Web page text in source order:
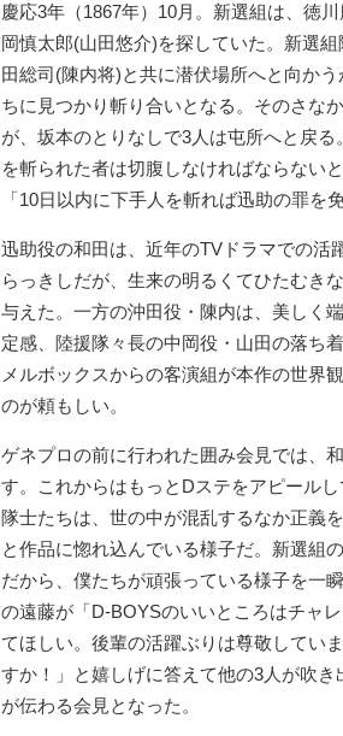
慶応3年（1867年）10月。新選組は、徳
岡慎太郎(山田悠介)を探していた。新選
田総司(陳内将)と共に潜伏場所へと向か
ちに見つかり斬り合いとなる。そのさな
が、坂本のとりなしで3人は屯所へと戻
を斬られた者は切腹しなければならない
「10日以内に下手人を斬れば迅助の罪を
迅助役の和田は、近年のTVドラマでの活
らっきしだが、生来の明るくてひたむき
与えた。一方の沖田役・陳内は、美しく
定感、陸援隊々長の中岡役・山田の落ち
メルボックスからの客演組が本作の世界
のが頼もしい。
ゲネプロの前に行われた囲み会見では、
す。これからはもっとDステをアピール
隊士たちは、世の中が混乱するなか正義
と作品に惚れ込んでいる様子だ。新選組
だから、僕たちが頑張っている様子を一
の遠藤が「D-BOYSのいいところはチャ
てほしい。後輩の活躍ぶりは尊敬してい
すか！」と嬉しげに答えて他の3人が吹
が伝わる会見となった。